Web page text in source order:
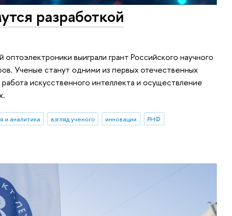
разработкой
выиграли грант Российского научного
Ученые станут одними из первых отечественных
искусственного интеллекта и осуществление
и аналитика взгляд ученого инновации
РНФ